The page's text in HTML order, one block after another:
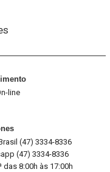
line
(47) 3334-8336
(47) 3334-8336
das 8:00h às 17:00h